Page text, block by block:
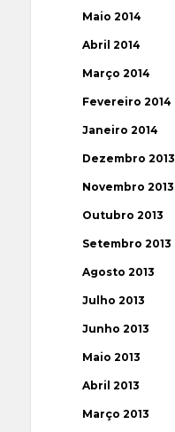
Maio 2014
Abril 2014
Março 2014
Fevereiro 2014
Janeiro 2014
Dezembro 2013
Novembro 2013
Outubro 2013
Setembro 2013
Agosto 2013
Julho 2013
Junho 2013
Maio 2013
Abril 2013
Março 2013